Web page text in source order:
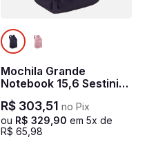
Mochila Grande
Notebook 15,6 Sestini
Hydroblock F - Azul
R$ 303,51 no Pix
ou R$ 329 90 em 5x de
R$ 65 98